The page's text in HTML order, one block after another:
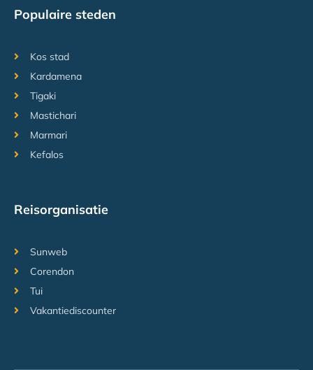
Populaire steden
Kos stad
Kardamena
Tigaki
Mastichari
Marmari
Kefalos
Reisorganisatie
Sunweb
Corendon
Tui
Vakantiediscounter